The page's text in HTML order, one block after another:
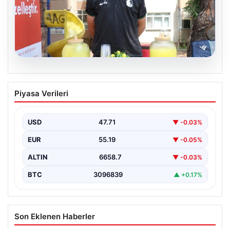
09.08.2026
14 yaşında asgari ücretin 3 katını
kazanıyor. 6 saatte günlük kazancı 3 bin
Piyasa Verileri
USD 47.71 ▼ -0.03%
EUR 55.19 ▼ -0.05%
ALTIN 6658.7 ▼ -0.03%
BTC 3096839 ▲ +0.17%
Son Eklenen Haberler